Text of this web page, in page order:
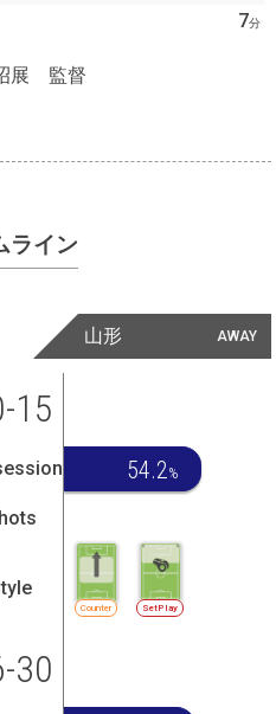
7分
展 監督
ライン
AWAY
山形
15
54.2%
Counter SetPlay
30